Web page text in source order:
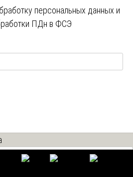
персональных данных и
ПДн в ФСЭ